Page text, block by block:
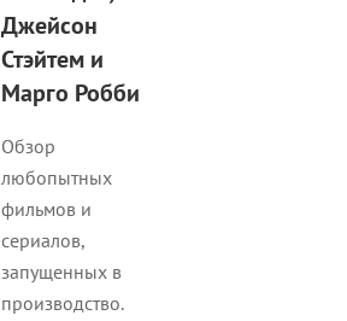
Джейсон
Стэйтем и
Марго Робби
Обзор
любопытных
фильмов и
сериалов,
запущенных в
производство.